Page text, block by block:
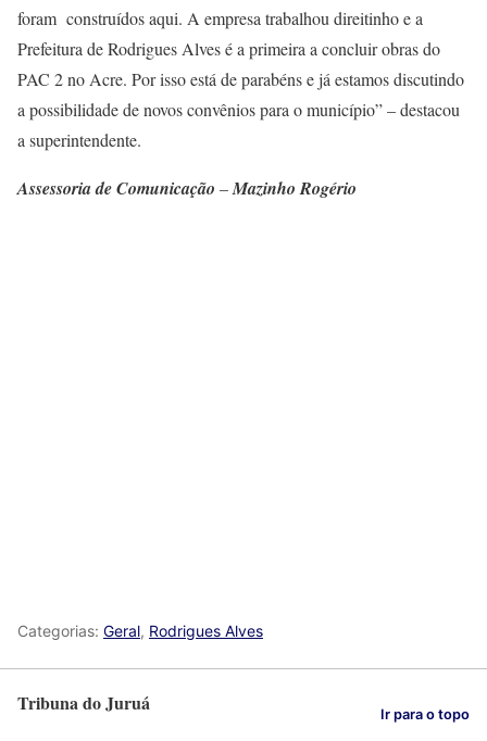
foram construídos aqui. A empresa trabalhou direitinho e a
Prefeitura de Rodrigues Alves é a primeira a concluir obras do
PAC 2 no Acre. Por isso está de parabéns e já estamos discutindo
a possibilidade de novos convênios para o município” – destacou
a superintendente.
Assessoria de Comunicação –Mazinho Rogério
Categorias: Geral, Rodrigues Alves
Tribuna do Juruá Ir para o topo